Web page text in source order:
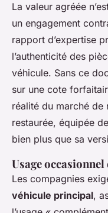
La valeur agréée
un engagement
rapport d’expertise
l’authenticité des
véhicule. Sans ce
sur une cote
réalité du marché de
restaurée, équipée
bien plus que sa
Usage
Les compagnies
véhicule principal,